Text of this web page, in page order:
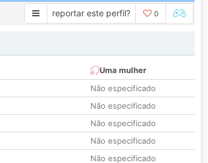
reportar este perfil? 0
Uma mulher
Não especificado
Não especificado
Não especificado
Não especificado
Não especificado